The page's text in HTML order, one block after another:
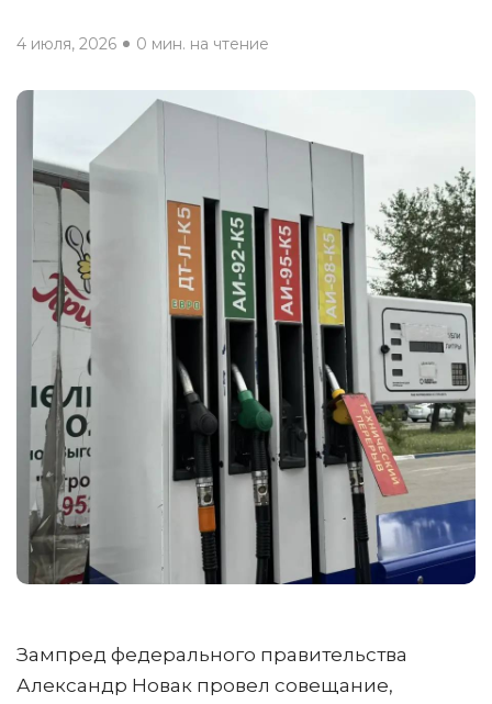
4 июля, 2026 0 мин. на чтение
Зампред федерального правительства
Александр Новак провел совещание,